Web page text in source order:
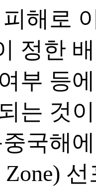
해로
정한
부 등
는 것
국해
Zone)